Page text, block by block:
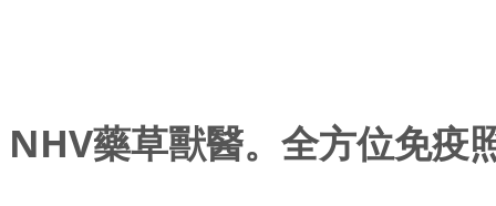
NHV藥草獸醫。全方位免